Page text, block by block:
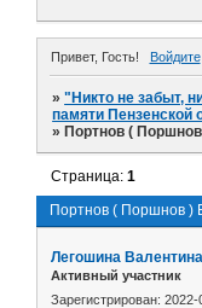
Привет, Гость! Войдите
»"Никто не забыт,
памяти Пензенской
» Портнов (
Портнов ( Поршнов )
Страница:1
Легошина Валентина
Активный участник
Зарегистрирован: 2022-